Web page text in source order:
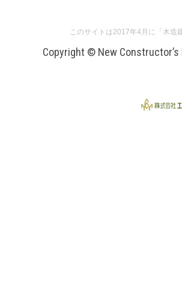
このサイトは2017年4月に「木造
Copyright © New